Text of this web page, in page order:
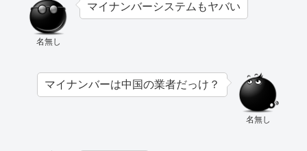
名無し
マイナンバーシステムもヤバい
名無し
マイナンバーは中国の業者だっけ？